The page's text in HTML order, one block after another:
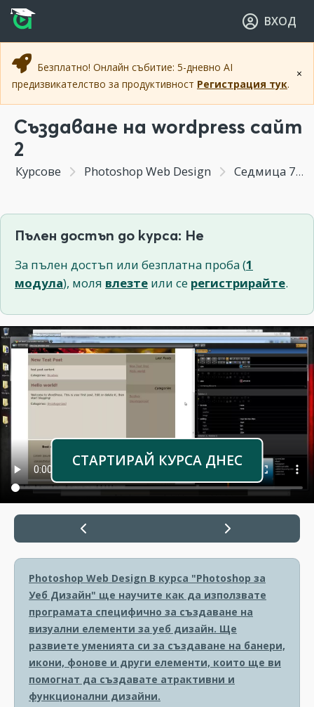
Прескочи към основното съдържание
Прескочи към навигацията
ВХОД
×
Безплатно! Онлайн събитие: 5-дневно AI
предизвикателство за продуктивност Регистрация тук.
Създаване на wordpress сайт
2
Курсове Photoshop Web Design Седмица 7 - (Бонус Модул) Редакция и създаване на WordPress Тема
Пълен достъп до курса: Не
За пълен достъп или безплатна проба (1
модула), моля влезте или се регистрирайте.
СТАРТИРАЙ КУРСА ДНЕС
Photoshop Web Design В курса "Photoshop за
Уеб Дизайн" ще научите как да използвате
програмата специфично за създаване на
визуални елементи за уеб дизайн. Ще
развиете уменията си за създаване на банери,
икони, фонове и други елементи, които ще ви
помогнат да създавате атрактивни и
функционални дизайни.